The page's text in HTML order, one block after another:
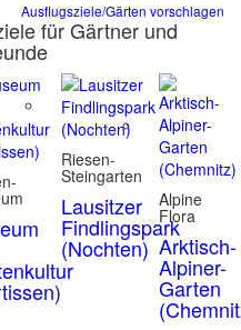
Ausflugsziele/Gärten vorschlagen
für Gärtner und
Riesen-
Steingarten
Lausitzer
Findlingspark
(Nochten)
Alpine
Flora
Arktisch-
Alpiner-
Garten